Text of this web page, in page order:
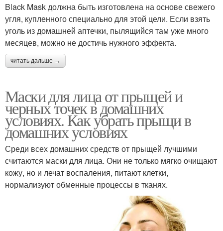
Black Mask должна быть изготовлена на основе свежего
угля, купленного специально для этой цели. Если взять
уголь из домашней аптечки, пылящийся там уже много
месяцев, можно не достичь нужного эффекта.
читать дальше →
Маски для лица от прыщей и
черных точек в домашних
условиях. Как убрать прыщи в
домашних условиях
Среди всех домашних средств от прыщей лучшими
считаются маски для лица. Они не только мягко очищают
кожу, но и лечат воспаления, питают клетки,
нормализуют обменные процессы в тканях.